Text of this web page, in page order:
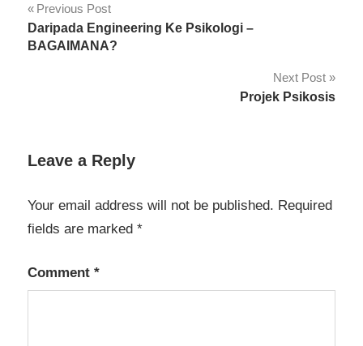
Personality
Disorder
Post
navigation
Previous Post
Daripada Engineering Ke Psikologi –
BAGAIMANA?
Next Post
Projek Psikosis
Leave a Reply
Your email address will not be published. Required
fields are marked *
Comment *